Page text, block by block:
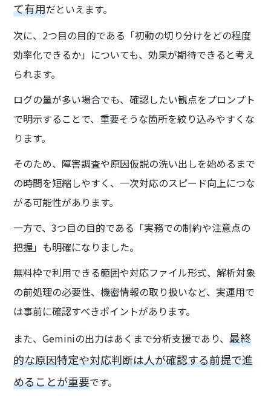
て有用だといえます。
次に、2つ目の目的である「初動の切り分けをどの程度
効率化できるか」についても、効果が期待できると考え
られます。
ログの量が多い場合でも、確認したい観点をプロンプト
で明示することで、重要そうな箇所を絞り込みやすくな
ります。
そのため、障害調査や原因仮説の洗い出しを始めるまで
の時間を短縮しやすく、一次対応のスピード向上につな
がる可能性があります。
一方で、3つ目の目的である「実務での制約や注意点の
把握」も明確になりました。
無料枠で利用できる範囲や対応ファイル形式、解析対象
の前処理の必要性、機密情報の取り扱いなど、実運用で
は事前に確認すべきポイントがあります。
また、Geminiの出力はあくまで分析支援であり、最終
的な原因特定や対応判断は人が確認する前提で進
めることが重要です。